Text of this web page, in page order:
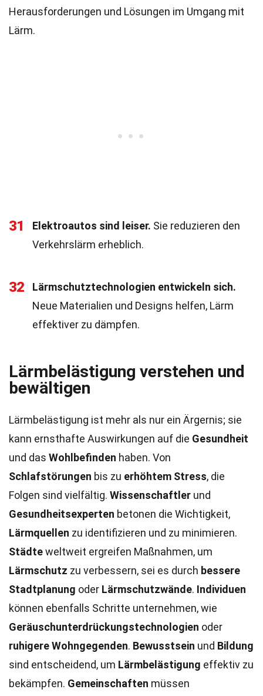
Herausforderungen und Lösungen im Umgang mit
Lärm.
31 Elektroautos sind leiser. Sie reduzieren den
Verkehrslärm erheblich.
32
Lärmschutztechnologien entwickeln sich.
Neue Materialien und Designs helfen, Lärm
effektiver zu dämpfen.
Lärmbelästigung verstehen und
bewältigen
Lärmbelästigung ist mehr als nur ein Ärgernis; sie
kann ernsthafte Auswirkungen auf die Gesundheit
und das Wohlbefinden haben. Von
Schlafstörungen bis zu erhöhtem Stress, die
Folgen sind vielfältig. Wissenschaftler und
Gesundheitsexperten betonen die Wichtigkeit,
Lärmquellen zu identifizieren und zu minimieren.
Städteweltweit ergreifen Maßnahmen, um
Lärmschutz zu verbessern, sei es durch bessere
Stadtplanung oder Lärmschutzwände. Individuen
können ebenfalls Schritte unternehmen, wie
Geräuschunterdrückungstechnologien oder
ruhigere Wohngegenden. Bewusstsein und Bildung
sind entscheidend, um Lärmbelästigung effektiv zu
bekämpfen. Gemeinschaften müssen